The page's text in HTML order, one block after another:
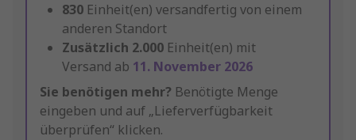
830 Einheit(en) versandfertig von einem
anderen Standort
Zusätzlich 2.000 Einheit(en) mit
Versand ab 11. November 2026
Sie benötigen mehr? Benötigte Menge
eingeben und auf „Lieferverfügbarkeit
überprüfen“ klicken.